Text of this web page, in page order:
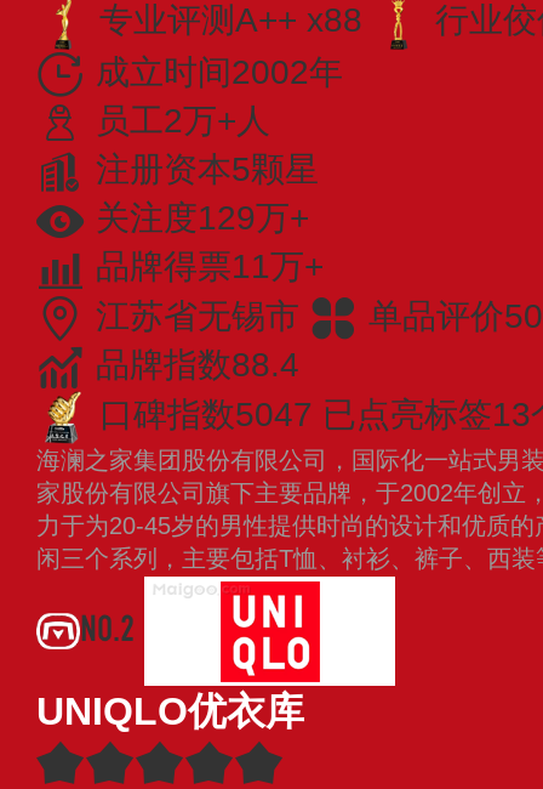
专业​评测A++ x88
行业
成立时间2002年
员工2万+人
注册资本5颗星
关注度129万+
品牌得票11万+
江苏省无锡市
单品评价
品牌指数88.4
口碑指数5047 已点亮标签13
海澜之家集团股份有限公司，国际化一站式男
家股份有限公司旗下主要品牌，于2002年创立
力于为20-45岁的男性提供时尚的设计和优质
闲三个系列，主要包括T恤、衬衫、裤子、西
NO.2
UNIQLO优衣库